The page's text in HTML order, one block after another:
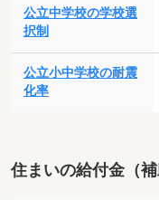
公立中学校の学校選
択制
公立小中学校の耐震
化率
住まいの給付金（補